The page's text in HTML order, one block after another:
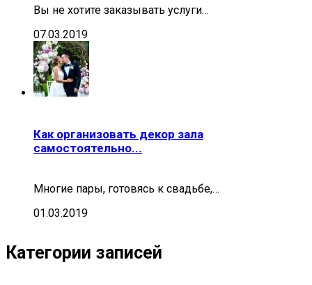
Вы не хотите заказывать услуги…
07.03.2019
Как организовать декор зала
самостоятельно...
Многие пары, готовясь к свадьбе,…
01.03.2019
Категории записей